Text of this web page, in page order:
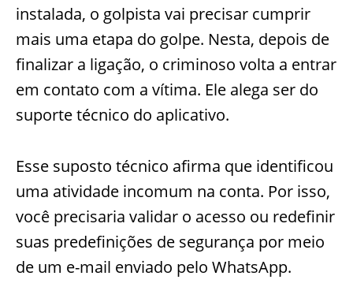
instalada, o golpista vai precisar cumprir
mais uma etapa do golpe. Nesta, depois de
finalizar a ligação, o criminoso volta a entrar
em contato com a vítima. Ele alega ser do
suporte técnico do aplicativo.
Esse suposto técnico afirma que identificou
uma atividade incomum na conta. Por isso,
você precisaria validar o acesso ou redefinir
suas predefinições de segurança por meio
de um e-mail enviado pelo WhatsApp.